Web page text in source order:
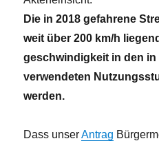
Die in 2018 gefahrene
weit über 200 km/h
geschwindigkeit in den
verwendeten
werden.
Dass unserAntrag